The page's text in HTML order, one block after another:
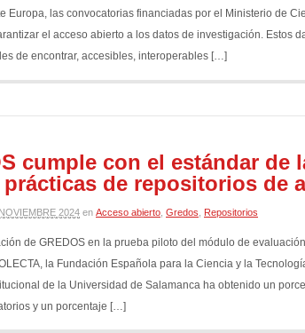
Europa, las convocatorias financiadas por el Ministerio de
el acceso abierto a los datos de investigación. Estos
de encontrar, accesibles, interoperables […]
cumple con el estándar de
prácticas de repositorios de
2024 en Acceso abierto Gredos Repositorios
de GREDOS en la prueba piloto del módulo de
la Fundación Española para la Ciencia y la
de la Universidad de Salamanca ha obtenido un
y un porcentaje […]